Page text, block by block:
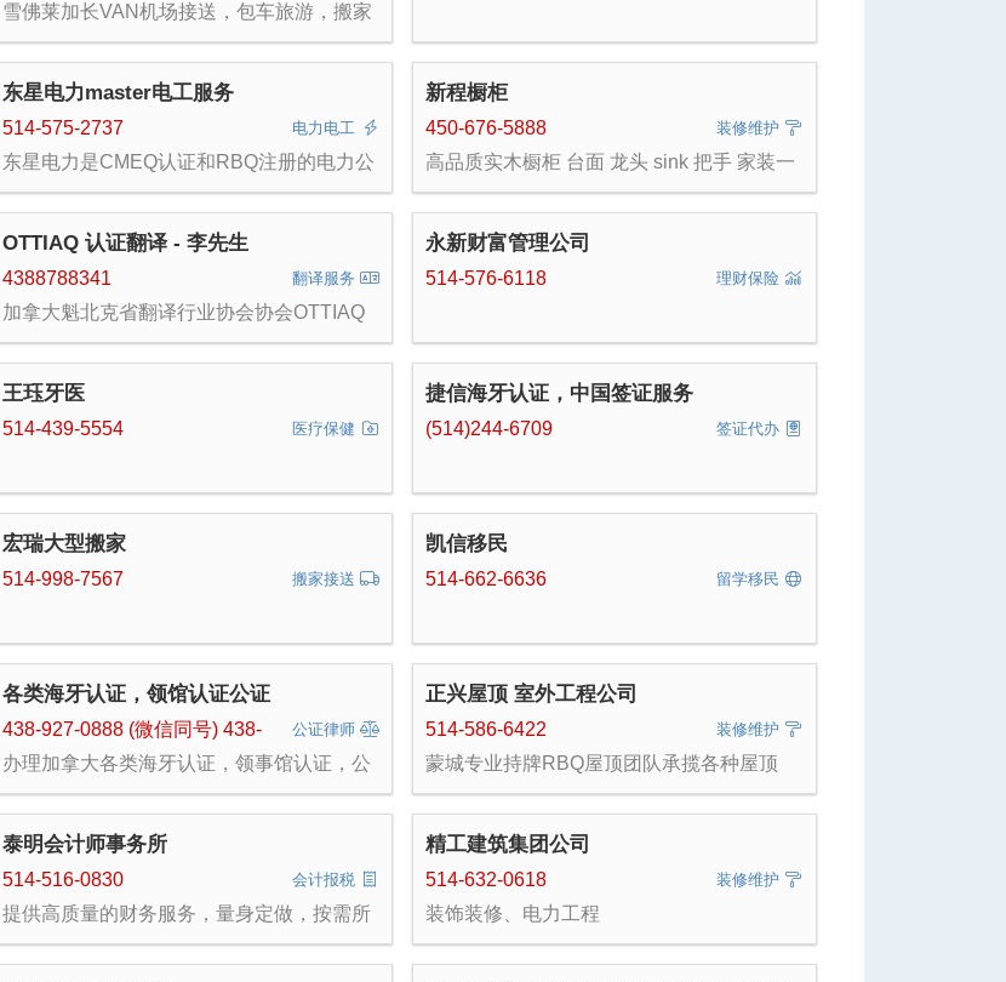
法庭文件等。 欢迎惠顾。请加我们微信：
sanjirenzheng
雪佛莱加长VAN机场接送，包车旅游，搬家
5148279688
东星电力master电工服务
电力电工
514-575-2737
东星电力是CMEQ认证和RBQ注册的电力公
装等工作，质量第一，收费亲民。电话：
5145752737，微信：jamestang5
新程橱柜
装修维护
450-676-5888
高品质实木橱柜 台面 龙头 sink 把手 家装一
OTTIAQ 认证翻译 - 李先生
翻译服务
4388788341
加拿大魁北克省翻译行业协会协会OTTIAQ
医疗、税务等用途，被加拿大相关部门认可
和接受，并经接受加拿大警方的查询确认。
永新财富管理公司
理财保险
514-576-6118
王珏牙医
医疗保健
514-439-5554
捷信海牙认证，中国签证服务
签证代办
(514)244-6709
宏瑞大型搬家
搬家接送
514-998-7567
凯信移民
留学移民
514-662-6636
各类海牙认证，领馆认证公证
公证律师
438-927-0888 (微信同号) 438-
338-8397
办理加拿大各类海牙认证，领事馆认证，公
理中国签证。
正兴屋顶 室外工程公司
装修维护
514-586-6422
蒙城专业持牌RBQ屋顶团队承揽各种屋顶
理。soffit,风塔，天窗安装维修。烟囱维修拆
除。阁楼检查，添加保温棉。加装融雪线。
各类室内外工程，修补外墙，siding板安装
修理，庭院铺砖铺，草坪，水泥台阶裂缝修
补，室内装修等。
泰明会计师事务所
会计报税
514-516-0830
提供高质量的财务服务，量身定做，按需所
精工建筑集团公司
装修维护
514-632-0618
装饰装修、电力工程